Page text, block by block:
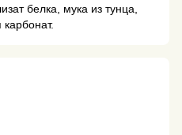
белка, мука из тунца,